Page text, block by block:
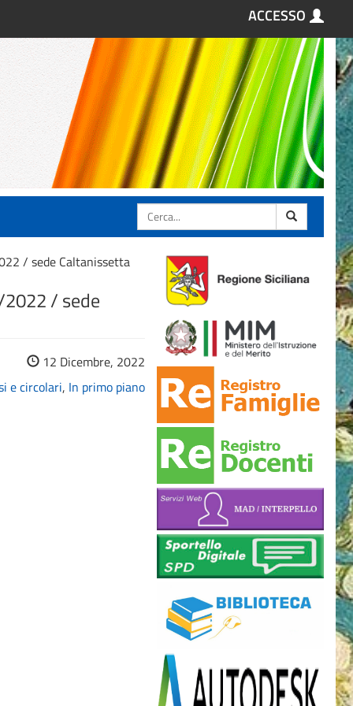
ACCESSO
Cerca
/ sede Caltanissetta
/ sede
12 Dicembre, 2022
e circolari, In primo piano